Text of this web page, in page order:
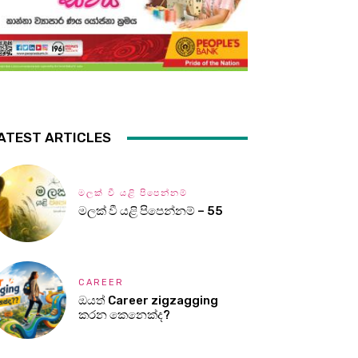
ARTICLES
මලක් වී යළි පිපෙන්නම්
මලක් වී යළි පිපෙන්නම් – 55
CAREER
ඔයත් Career zigzagging
කරන කෙනෙක්ද?